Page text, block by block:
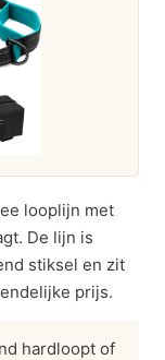
looplijn met
De lijn is
stiksel en zit
prijs.
hardloopt of